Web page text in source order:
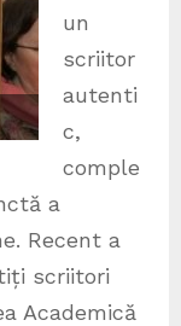
un
scriitor
autenti
c,
comple
a
Recent a
scriitori
Academică